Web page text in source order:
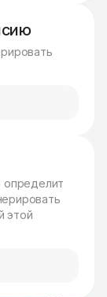
определит
этой